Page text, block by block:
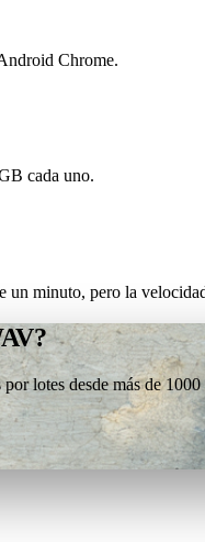
Chrome.
cada uno.
un minuto, pero la
lotes desde más de